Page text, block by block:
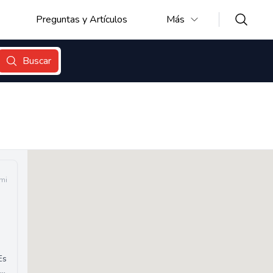
Preguntas y Artículos Más
Buscar